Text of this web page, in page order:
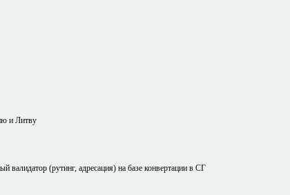
и Литву
валидатор (рутинг, адресация) на базе конвертации в СГ